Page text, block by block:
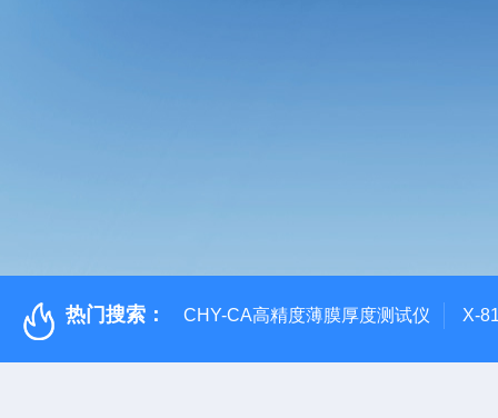
热门搜索： CHY-CA高精度薄膜厚度测试仪 X-